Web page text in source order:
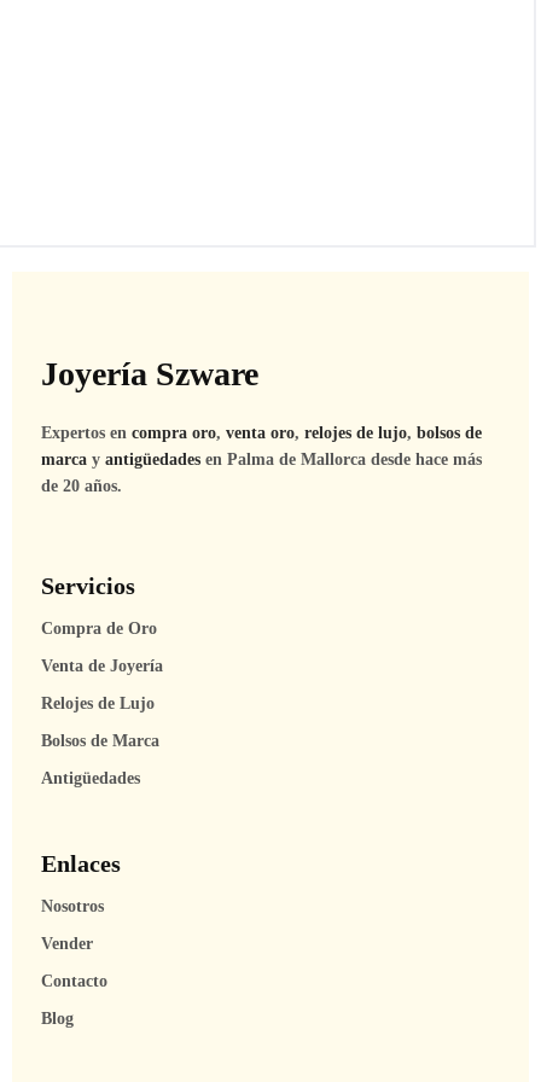
Joyería Szware
Expertos en compra oro, venta oro, relojes de lujo, bolsos de
marca y antigüedades en Palma de Mallorca desde hace más
de 20 años.
Servicios
Compra de Oro
Venta de Joyería
Relojes de Lujo
Bolsos de Marca
Antigüedades
Enlaces
Nosotros
Vender
Contacto
Blog